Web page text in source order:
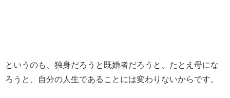
というのも、独身だろうと既婚者だろうと、たとえ母にな
ろうと、自分の人生であることには変わりないからです。